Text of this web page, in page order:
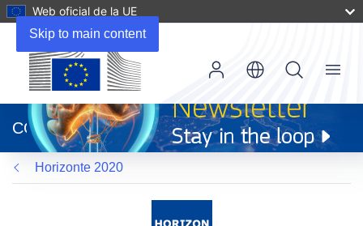
Skip to main content
Web oficial de la UE
abrirá
en
una
nueva
ventana)
CORDIS
Menu
Horizonte 2020